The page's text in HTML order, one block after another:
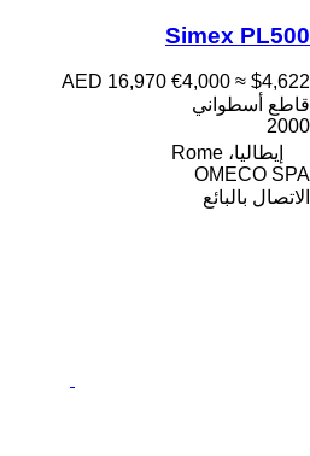
Simex PL500
AED 16,970 €4,000 ≈ $4,622
قاطع أسطواني
2000
إيطاليا، Rome
OMECO SPA
الاتصال بالبائع